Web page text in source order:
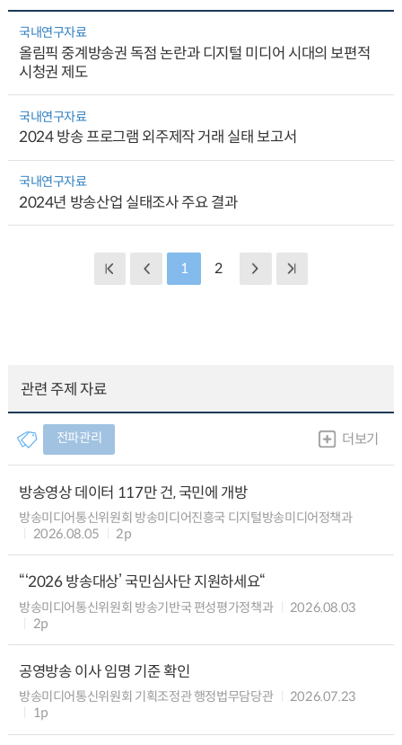
국내연구자료
올림픽 중계방송권 독점 논란과 디지털 미디어 시대의 보편적
시청권 제도
국내연구자료
2024 방송 프로그램 외주제작 거래 실태 보고서
국내연구자료
2024년 방송산업 실태조사 주요 결과
1 2
관련 주제 자료
전파관리 더보기
방송영상 데이터 117만 건, 국민에 개방
방송미디어통신위원회 방송미디어진흥국 디지털방송미디어정책과
2026.08.05
2p
“‘2026 방송대상’ 국민심사단 지원하세요“
방송미디어통신위원회 방송기반국 편성평가정책과
2026.08.03
2p
공영방송 이사 임명 기준 확인
방송미디어통신위원회 기획조정관 행정법무담당관
2026.07.23
1p